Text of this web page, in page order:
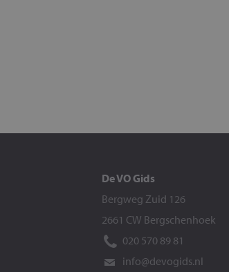
De VO Gids
Bergweg Zuid 126
2661 CW Bergschenhoek
020 570 89 81
info@devogids.nl